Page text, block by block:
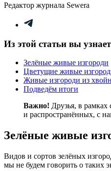
Редактор журнала Sewera
Из этой статьи вы
Зелёные живые изгороди
Цветущие живые
Живые изгороди из
Подведём итоги
Важно! Друзья, в
и распространённых, с
Зелёные живые
Видов и сортов зелёных
мы не будем говорить о таких